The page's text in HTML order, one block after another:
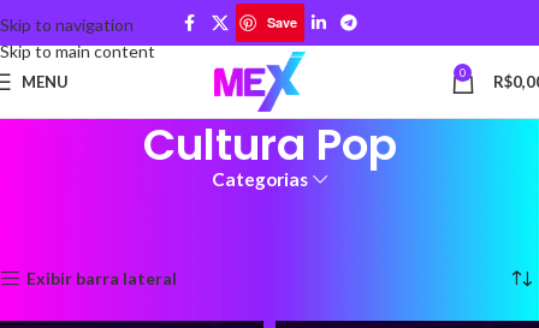
Skip to navigation
Skip to main content
Save
MENU 0 R$
Cultura Pop
Categorias
Exibir barra lateral